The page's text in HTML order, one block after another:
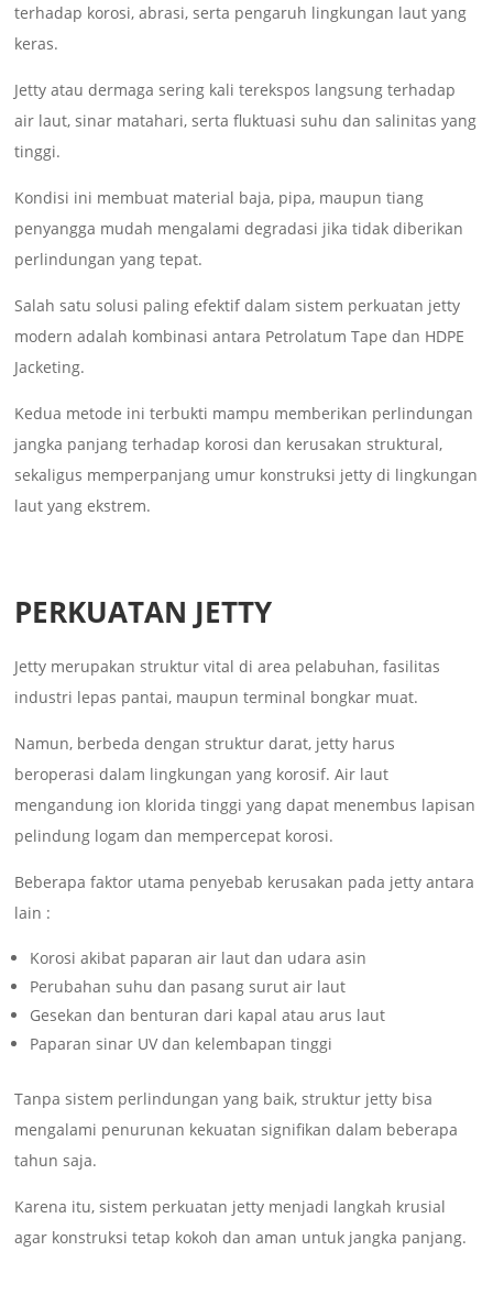
terhadap korosi, abrasi, serta pengaruh lingkungan laut yang
keras.
Jetty atau dermaga sering kali terekspos langsung terhadap
air laut, sinar matahari, serta fluktuasi suhu dan salinitas yang
tinggi.
Kondisi ini membuat material baja, pipa, maupun tiang
penyangga mudah mengalami degradasi jika tidak diberikan
perlindungan yang tepat.
Salah satu solusi paling efektif dalam sistem perkuatan jetty
modern adalah kombinasi antara Petrolatum Tape dan HDPE
Jacketing.
Kedua metode ini terbukti mampu memberikan perlindungan
jangka panjang terhadap korosi dan kerusakan struktural,
sekaligus memperpanjang umur konstruksi jetty di lingkungan
laut yang ekstrem.
PERKUATAN JETTY
Jetty merupakan struktur vital di area pelabuhan, fasilitas
industri lepas pantai, maupun terminal bongkar muat.
Namun, berbeda dengan struktur darat, jetty harus
beroperasi dalam lingkungan yang korosif. Air laut
mengandung ion klorida tinggi yang dapat menembus lapisan
pelindung logam dan mempercepat korosi.
Beberapa faktor utama penyebab kerusakan pada jetty antara
lain :
Korosi akibat paparan air laut dan udara asin
Perubahan suhu dan pasang surut air laut
Gesekan dan benturan dari kapal atau arus laut
Paparan sinar UV dan kelembapan tinggi
Tanpa sistem perlindungan yang baik, struktur jetty bisa
mengalami penurunan kekuatan signifikan dalam beberapa
tahun saja.
Karena itu, sistem perkuatan jetty menjadi langkah krusial
agar konstruksi tetap kokoh dan aman untuk jangka panjang.